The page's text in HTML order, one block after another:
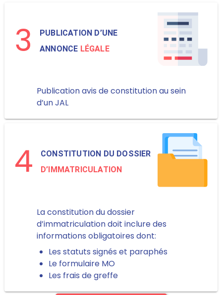
3
PUBLICATION D’UNE
ANNONCE LÉGALE
Publication avis de constitution au sein
d’un JAL
4
CONSTITUTION DU DOSSIER
D’IMMATRICULATION
La constitution du dossier
d’immatriculation doit inclure des
informations obligatoires dont:
Les statuts signés et paraphés
Le formulaire MO
Les frais de greffe